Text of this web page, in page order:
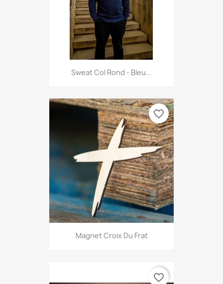
Sweat Col Rond - Bleu...
Magnet Croix Du Frat
favorite_border
favorite_border